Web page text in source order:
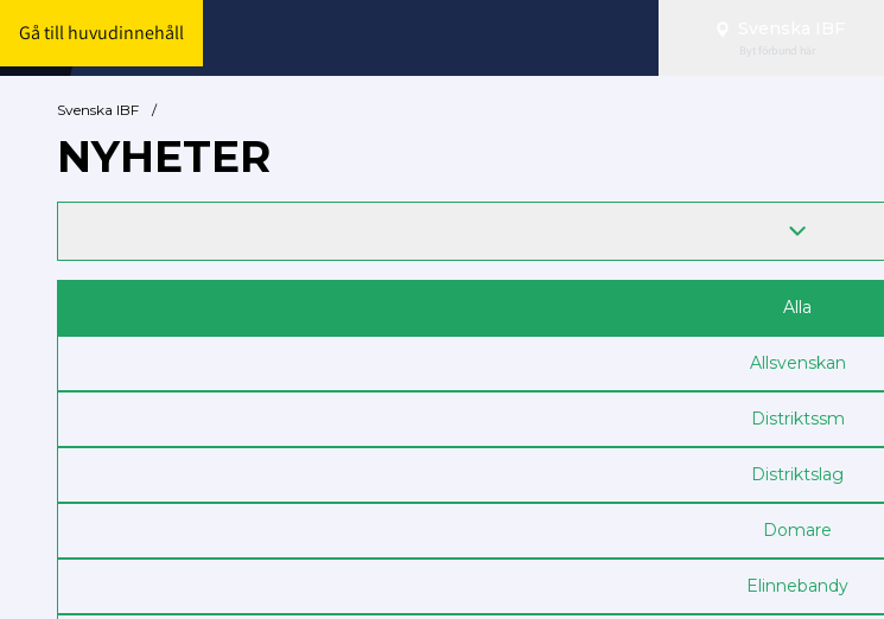
Gå till huvudinnehåll
Byt förbund här
Svenska IBF /
NYHETER
Alla
Allsvenskan
Distrikts­sm
Distriktslag
Domare
Elinnebandy